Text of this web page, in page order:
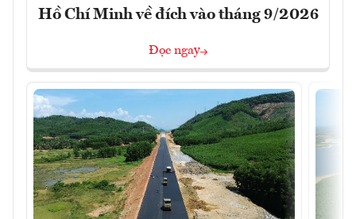
Hồ Chí Minh về đích vào tháng 9/2026
Đọc ngay